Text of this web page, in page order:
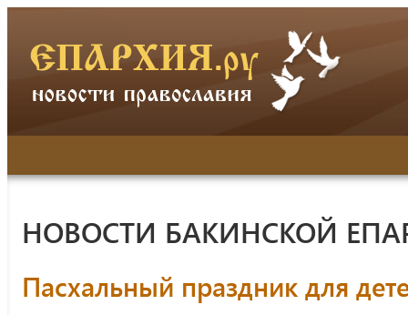
НОВОСТИ БАКИНСКОЙ
Пасхальный праздник для